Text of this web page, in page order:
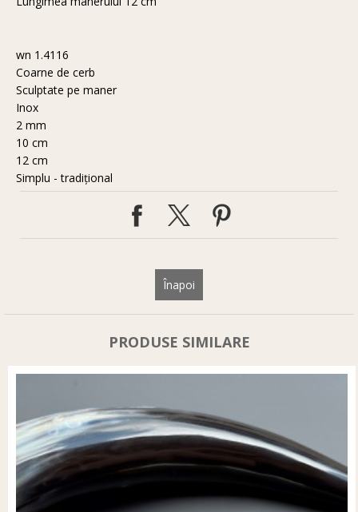
wn 1.4116
Coarne de cerb
Sculptate pe maner
Inox
2 mm
10 cm
12 cm
Simplu - tradiţional
Înapoi
PRODUSE SIMILARE